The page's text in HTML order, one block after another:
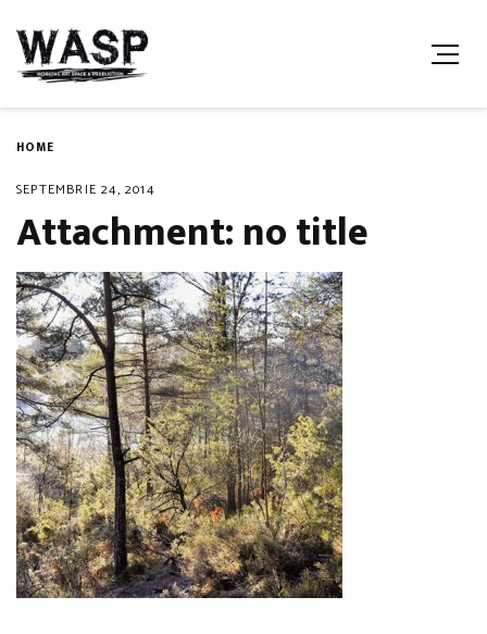
HOME
SEPTEMBRIE 24, 2014
Attachment: no title